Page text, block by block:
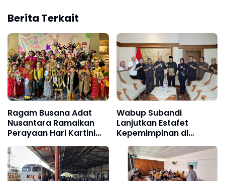
Berita Terkait
Ragam Busana Adat
Nusantara Ramaikan
Perayaan Hari Kartini
2024
Wabup Subandi
Lanjutkan Estafet
Kepemimpinan di
Pemkab Sidoarjo